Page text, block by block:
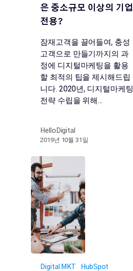
은 중소규모 이상의 기업
전용?
잠재고객을 끌어들여, 충성
고객으로 만들기까지의 과
정에 디지털마케팅을 활용
할 최적의 팁을 제시해드립
니다. 2020년, 디지털마케팅
전략 수립을 위해…
HelloDigital
2019년 10월 31일
Digital MKT HubSpot